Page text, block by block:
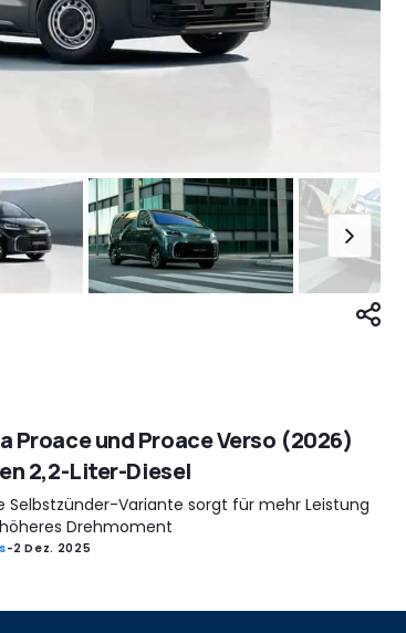
Proace und Proace Verso (2026)
2,2-Liter-Diesel
Selbstzünder-Variante sorgt für mehr Leistung
Drehmoment
-2 Dez. 2025